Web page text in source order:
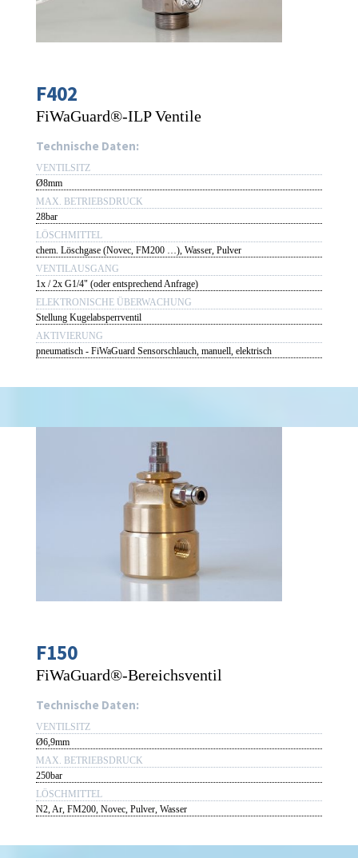
F402
FiWaGuard®-ILP Ventile
Technische Daten:
VENTILSITZ
Ø8mm
MAX. BETRIEBSDRUCK
28bar
LÖSCHMITTEL
chem. Löschgase (Novec, FM200 …), Wasser, Pulver
VENTILAUSGANG
1x / 2x G1/4" (oder entsprechend Anfrage)
ELEKTRONISCHE ÜBERWACHUNG
Stellung Kugelabsperrventil
AKTIVIERUNG
pneumatisch - FiWaGuard Sensorschlauch, manuell, elektrisch
F150
FiWaGuard®-Bereichsventil
Technische Daten:
VENTILSITZ
Ø6,9mm
MAX. BETRIEBSDRUCK
250bar
LÖSCHMITTEL
N2, Ar, FM200, Novec, Pulver, Wasser